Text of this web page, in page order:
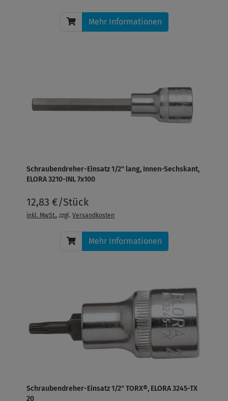
Mehr Informationen
Schraubendreher-Einsatz 1/2" lang, Innen-Sechskant,
ELORA 3210-INL 7x100
12,83 €/Stück
inkl. MwSt., zzgl.Versandkosten
Mehr Informationen
Schraubendreher-Einsatz 1/2" TORX®, ELORA 3245-TX
20